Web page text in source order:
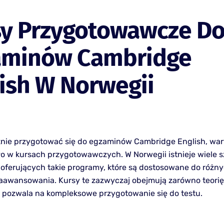
Przygotowawcze
Cambridge
W Norwegii
przygotować się do egzaminów Cambridge English,
w kursach przygotowawczych. W Norwegii istnieje wiele
takie programy, które są dostosowane do
Kursy te zazwyczaj obejmują zarówno
na kompleksowe przygotowanie się do testu.